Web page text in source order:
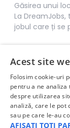
Găsirea unui
La
jobul care ți se
Acest site
Folosim cookie-uri
pentru a ne
despre utilizarea
analiză, care le pot
sau pe care le-au
AFIȘAȚI TOȚI